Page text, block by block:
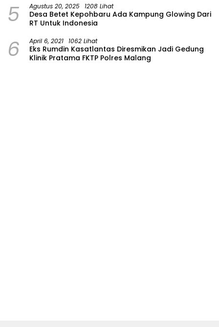
5 Agustus 20, 2025 1208 Lihat
Desa Betet Kepohbaru Ada Kampung Glowing Dari
RT Untuk Indonesia
6 April 6, 2021 1062 Lihat
Eks Rumdin Kasatlantas Diresmikan Jadi Gedung
Klinik Pratama FKTP Polres Malang